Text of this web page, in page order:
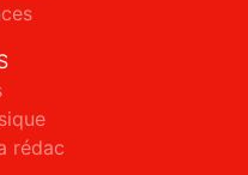
rédac